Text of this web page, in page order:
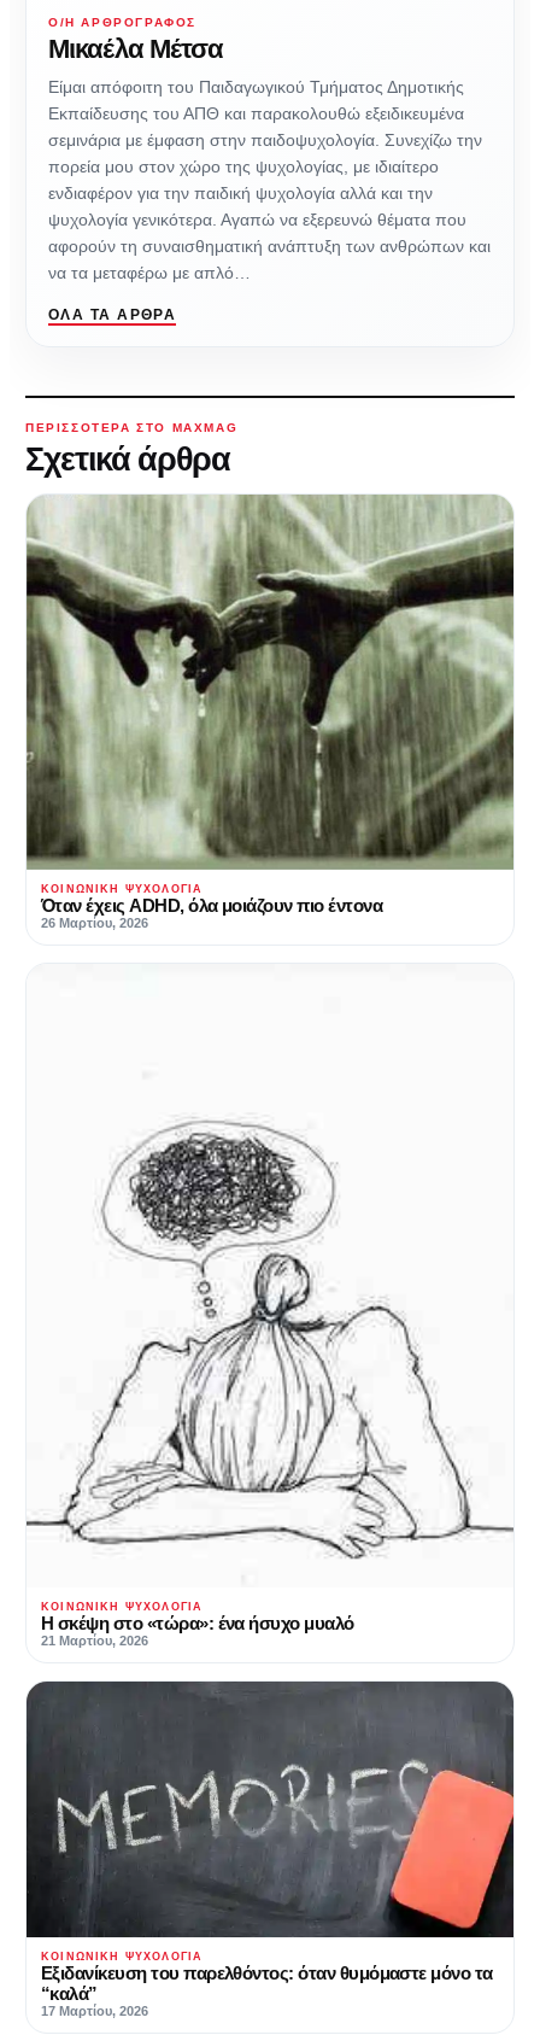
Ο/Η ΑΡΘΡΟΓΡΆΦΟΣ
Μικαέλα Μέτσα
Είμαι απόφοιτη του Παιδαγωγικού Τμήματος Δημοτικής
Εκπαίδευσης του ΑΠΘ και παρακολουθώ εξειδικευμένα
σεμινάρια με έμφαση στην παιδοψυχολογία. Συνεχίζω την
πορεία μου στον χώρο της ψυχολογίας, με ιδιαίτερο
ενδιαφέρον για την παιδική ψυχολογία αλλά και την
ψυχολογία γενικότερα. Αγαπώ να εξερευνώ θέματα που
αφορούν τη συναισθηματική ανάπτυξη των ανθρώπων και
να τα μεταφέρω με απλό…
ΌΛΑ ΤΑ ΆΡΘΡΑ
ΠΕΡΙΣΣΌΤΕΡΑ ΣΤΟ MAXMAG
Σχετικά άρθρα
ΚΟΙΝΩΝΙΚΉ ΨΥΧΟΛΟΓΊΑ
Όταν έχεις ADHD, όλα μοιάζουν πιο έντονα
26 Μαρτίου, 2026
ΚΟΙΝΩΝΙΚΉ ΨΥΧΟΛΟΓΊΑ
Η σκέψη στο «τώρα»: ένα ήσυχο μυαλό
21 Μαρτίου, 2026
ΚΟΙΝΩΝΙΚΉ ΨΥΧΟΛΟΓΊΑ
Εξιδανίκευση του παρελθόντος: όταν θυμόμαστε μόνο τα
“καλά”
17 Μαρτίου, 2026